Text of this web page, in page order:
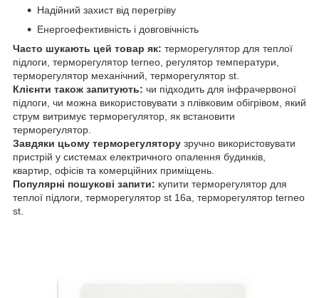
Надійний захист від перегріву
Енергоефективність і довговічність
Часто шукають цей товар як: терморегулятор для теплої
підлоги, терморегулятор terneo, регулятор температури,
терморегулятор механічний, терморегулятор st.
Клієнти також запитують: чи підходить для інфрачервоної
підлоги, чи можна використовувати з плівковим обігрівом, який
струм витримує терморегулятор, як встановити
терморегулятор.
Завдяки цьому терморегулятору зручно використовувати
пристрій у системах електричного опалення будинків,
квартир, офісів та комерційних приміщень.
Популярні пошукові запити: купити терморегулятор для
теплої підлоги, терморегулятор st 16a, терморегулятор terneo
st.